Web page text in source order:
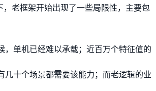
老框架开始出现了一些局限性，主要包
单机已经难以承载；近百万个特征值的
十个场景都需要该能力；而老逻辑的业